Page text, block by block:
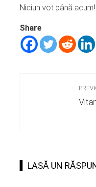
Niciun vot până
Share
LASĂ UN